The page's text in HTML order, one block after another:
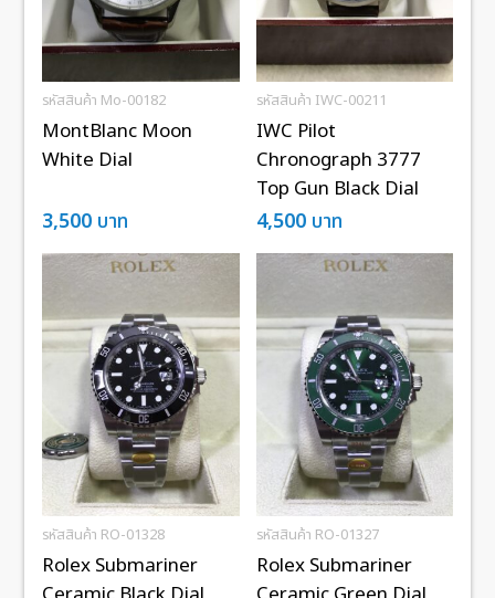
รหัสสินค้า Mo-00182
MontBlanc Moon
White Dial
3,500 บาท
รหัสสินค้า IWC-00211
IWC Pilot
Chronograph 3777
Top Gun Black Dial
4,500 บาท
รหัสสินค้า RO-01328
Rolex Submariner
รหัสสินค้า RO-01327
Rolex Submariner